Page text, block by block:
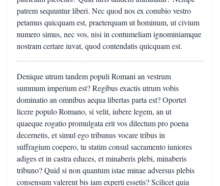
patrem sequuntur liberi. Nec quod nos ex conubio vestro
petamus quicquam est, praeterquam ut hominum, ut civium
numero simus, nec vos, nisi in contumeliam ignominiamque
nostram certare iuvat, quod contendatis quicquam est.
Denique utrum tandem populi Romani an vestrum
summum imperium est? Regibus exactis utrum vobis
dominatio an omnibus aequa libertas parta est? Oportet
licere populo Romano, si velit, iubere legem, an ut
quaeque rogatio promulgata erit vos dilectum pro poena
decernetis, et simul ego tribunus vocare tribus in
suffragium coepero, tu statim consul sacramento iuniores
adiges et in castra educes, et minaberis plebi, minaberis
tribuno? Quid si non quantum istae minae adversus plebis
consensum valerent bis iam experti essetis? Scilicet quia